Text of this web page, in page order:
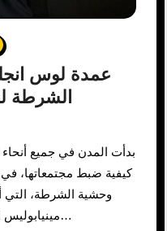
عمدة لوس
الشرطة
بدأت المدن في جميع أنحاء الولايات المتحدة تعيد التفكير في
كيفية ضبط مجتمعاتها،
وحشية الشرطة، التي
مينيابوليس الشهر الماضي. وفي…